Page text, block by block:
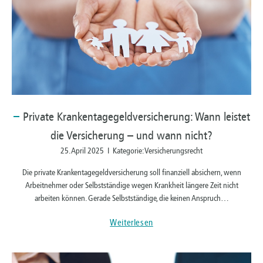
PrivateKrankentagegeldversicherung: Wann leistet
die Versicherung – und wann nicht?
25. April 2025 I Kategorie: Versicherungsrecht
Die private Krankentagegeldversicherung soll finanziell absichern, wenn
Arbeitnehmer oder Selbstständige wegen Krankheit längere Zeit nicht
arbeiten können. Gerade Selbstständige, die keinen Anspruch…
Weiterlesen